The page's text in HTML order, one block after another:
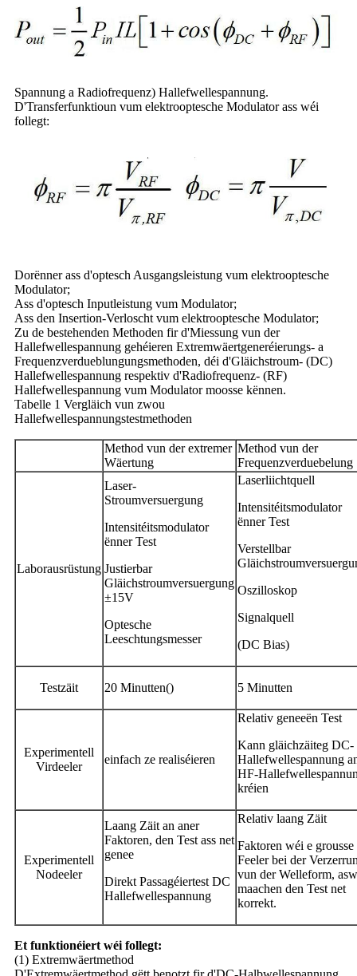
Spannung a Radiofrequenz) Hallefwellespannung.
D'Transferfunktioun vum elektrooptesche Modulator ass wéi
follegt:
Dorënner ass d'optesch Ausgangsleistung vum elektrooptesche
Modulator;
Ass d'optesch Inputleistung vum Modulator;
Ass den Insertion-Verloscht vum elektrooptesche Modulator;
Zu de bestehenden Methoden fir d'Miessung vun der
Hallefwellespannung gehéieren Extremwäertgeneréierungs- a
Frequenzverdueblungungsmethoden, déi d'Gläichstroum- (DC)
Hallefwellespannung respektiv d'Radiofrequenz- (RF)
Hallefwellespannung vum Modulator moosse kënnen.
Tabelle 1 Vergläich vun zwou
Hallefwellespannungstestmethoden
Method vun der extremer
Wäertung
Method vun der
Frequenzverduebelung
Laborausrüstung
Laser-
Stroumversuergung
Intensitéitsmodulator
ënner Test
Justierbar
Gläichstroumversuergung
±15V
Optesche
Leeschtungsmesser
Laserliichtquell
Intensitéitsmodulator
ënner Test
Verstellbar
Oszilloskop
Signalquell
(DC Bias)
Testzäit 20 Minutten() 5 Minutten
Experimentell
Virdeeler
einfach ze realiséieren
Relativ geneeën Test
Kann gläichzäiteg DC-
Hallefwellespannung
HF-
kréien
Experimentell
Nodeeler
Laang Zäit an aner
Faktoren, den Test ass net
genee
Direkt Passagéiertest DC
Hallefwellespannung
Relativ laang Zäit
Faktoren wéi e grousse
Feeler bei der
vun der Welleform,
maachen den Test net
korrekt.
Et funktionéiert wéi follegt:
(1) Extremwäertmethod